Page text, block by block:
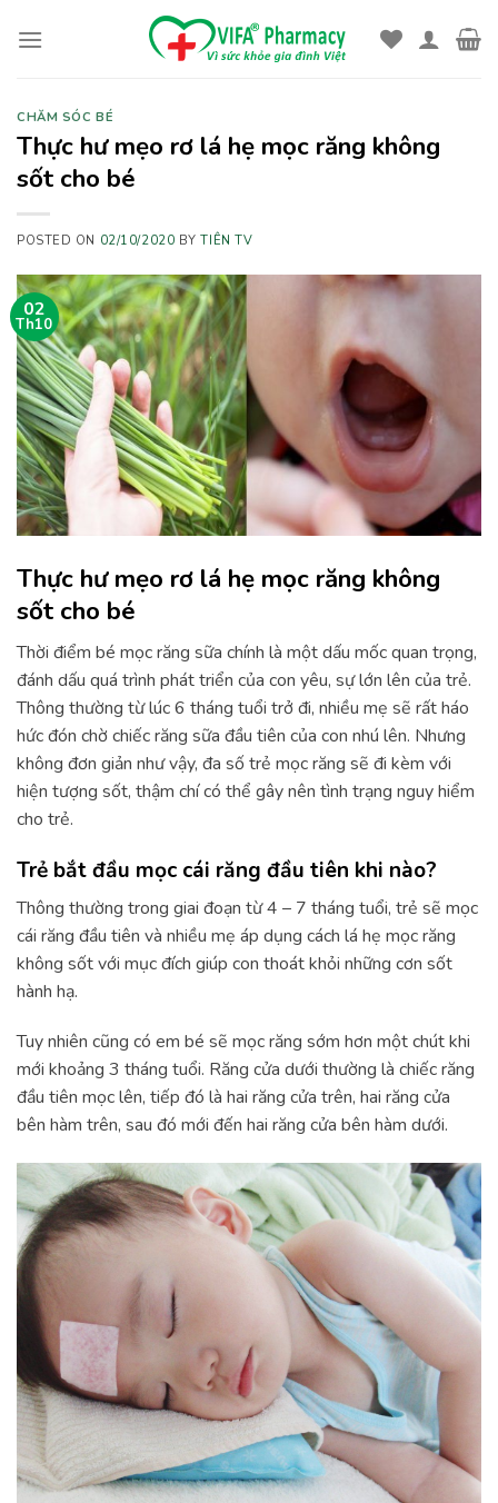
CHĂM SÓC BÉ
Thực hư mẹo rơ lá hẹ mọc răng không
sốt cho bé
POSTED ON 02/10/2020 BYTIÊN TV
02
Th10
Thực hư mẹo rơ lá hẹ mọc răng không
sốt cho bé
Thời điểm bé mọc răng sữa chính là một dấu mốc quan trọng,
đánh dấu quá trình phát triển của con yêu, sự lớn lên của trẻ.
Thông thường từ lúc 6 tháng tuổi trở đi, nhiều mẹ sẽ rất háo
hức đón chờ chiếc răng sữa đầu tiên của con nhú lên. Nhưng
không đơn giản như vậy, đa số trẻ mọc răng sẽ đi kèm với
hiện tượng sốt, thậm chí có thể gây nên tình trạng nguy hiểm
cho trẻ.
Trẻ bắt đầu mọc cái răng đầu tiên khi nào?
Thông thường trong giai đoạn từ 4 – 7 tháng tuổi, trẻ sẽ mọc
cái răng đầu tiên và nhiều mẹ áp dụng cách lá hẹ mọc răng
không sốt với mục đích giúp con thoát khỏi những cơn sốt
hành hạ.
Tuy nhiên cũng có em bé sẽ mọc răng sớm hơn một chút khi
mới khoảng 3 tháng tuổi. Răng cửa dưới thường là chiếc răng
đầu tiên mọc lên, tiếp đó là hai răng cửa trên, hai răng cửa
bên hàm trên, sau đó mới đến hai răng cửa bên hàm dưới.